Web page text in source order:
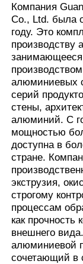
О нас
Экскурсия
Контроль
Связаться с
Новости
Запросить
Экструзия
Преимущества
Компания
Co., Ltd. была
году. Это
занимающееся
алюминиевых
серий
стены,
алюминий. С
мощностью
доступна в
стране.
экструзия,
строгому
процессам
как прочность
внешнего
алюминиевой
сочетающий в